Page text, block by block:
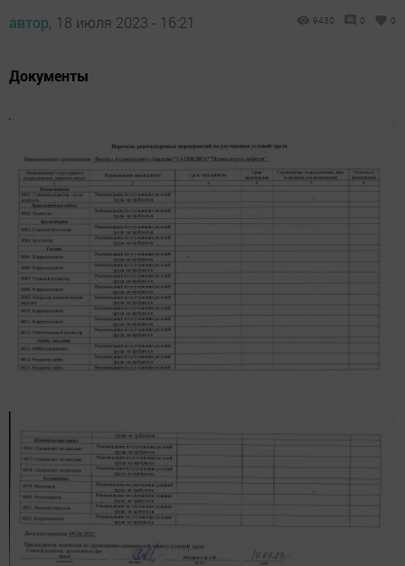
автор, 18 июля 2023 - 16:21 9430 0 0
Документы